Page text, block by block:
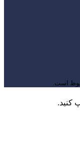
است.
کنید.